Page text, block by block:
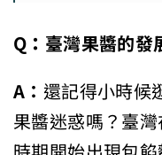
Q：臺灣果醬的發
A：還記得小時
果醬迷惑嗎？臺